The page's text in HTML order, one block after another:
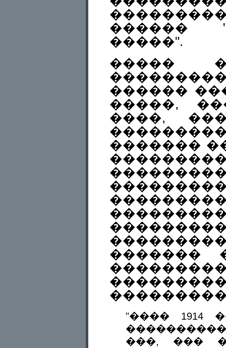
������
�����".
�����
������
�����,
����,
�������
�������
"���� 1914
���, ���